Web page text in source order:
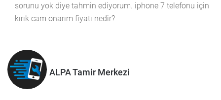
sorunu yok diye tahmin ediyorum. iphone 7 telefonu için
kırık cam onarım fiyatı nedir?
ALPA Tamir Merkezi